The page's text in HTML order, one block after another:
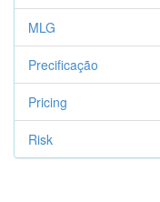
MLG
Precificação
Pricing
Risk